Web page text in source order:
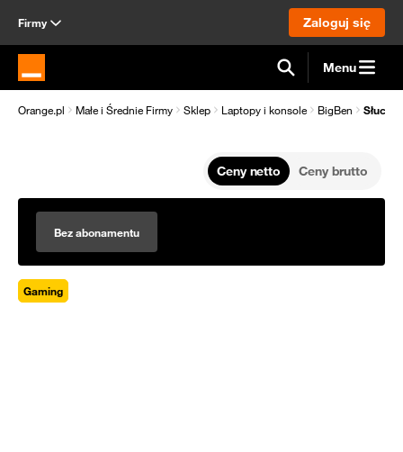
Firmy Zaloguj się
Strona główna Orange.pl Menu
Orange.pl Małe i Średnie Firmy Sklep Laptopy i konsole BigBen
Ceny netto Ceny brutto
Bez abonamentu
Gaming